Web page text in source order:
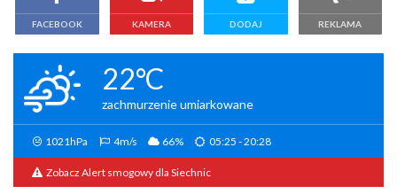
FACEBOOK KAMERA DODAJ REKLAMA
22°C
zachmurzenie umiarkowane
1021hPa 4m/s 66% 05:25 - 20:28
Zobacz Alert smogowy dla Siechnic